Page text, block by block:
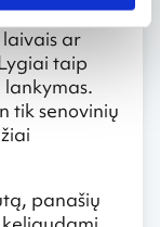
(kelionės
ar
taip
tik senovinių
panašių